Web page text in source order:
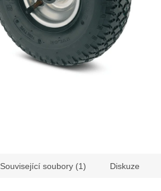
Související soubory (1) Diskuze